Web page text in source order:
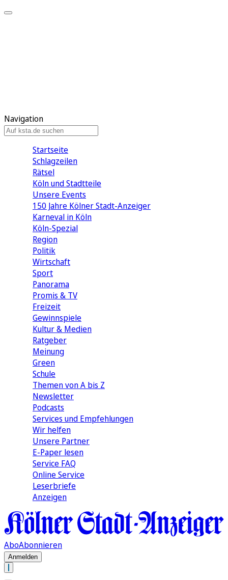
Navigation
Startseite
Schlagzeilen
Rätsel
Köln und Stadtteile
Unsere Events
150 Jahre Kölner Stadt-Anzeiger
Karneval in Köln
Köln-Spezial
Region
Politik
Wirtschaft
Sport
Panorama
Promis & TV
Freizeit
Gewinnspiele
Kultur & Medien
Ratgeber
Meinung
Green
Schule
Themen von A bis Z
Newsletter
Podcasts
Services und Empfehlungen
Wir helfen
Unsere Partner
E-Paper lesen
Service FAQ
Online Service
Leserbriefe
Anzeigen
AboAbonnieren
Anmelden